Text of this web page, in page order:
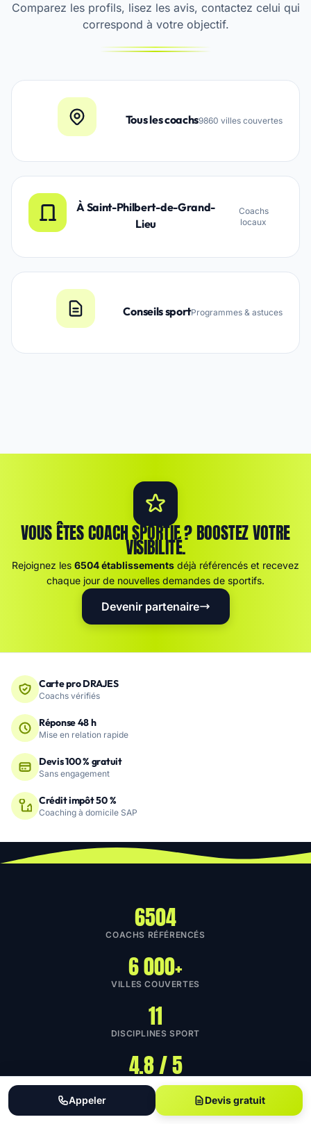
Comparez les profils, lisez les avis, contactez celui qui
correspond à votre objectif.
Tous les coachs9860 villes couvertes
À Saint-Philbert-de-Grand-
Lieu
Coachs
locaux
Conseils sportProgrammes & astuces
Appeler Devis gratuit
VOUS ÊTES COACH SPORTIF ? BOOSTEZ VOTRE
VISIBILITÉ.
Rejoignez les 6504 établissements déjà référencés et recevez
chaque jour de nouvelles demandes de sportifs.
Devenir partenaire
Carte pro DRAJES
Coachs vérifiés
Réponse 48 h
Mise en relation rapide
Devis 100 % gratuit
Sans engagement
Crédit impôt 50 %
Coaching à domicile SAP
6504
COACHS RÉFÉRENCÉS
6 000+
VILLES COUVERTES
11
DISCIPLINES SPORT
4.8 / 5
NOTE MOYENNE